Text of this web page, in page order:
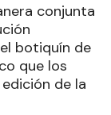
conjunta
botiquín de
que los
de la